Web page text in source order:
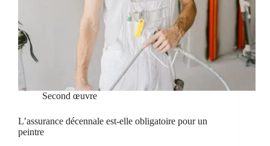
Second œuvre
L’assurance décennale est-elle obligatoire pour un
peintre